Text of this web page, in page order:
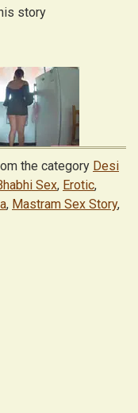
story
the category Desi
Sex, Erotic,
, Mastram Sex Story,